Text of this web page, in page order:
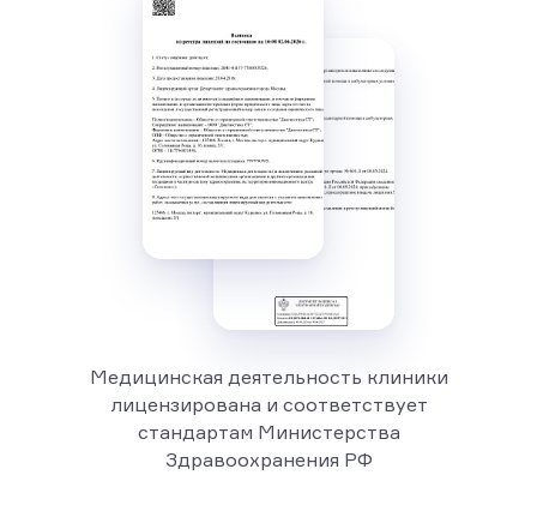
Медицинская деятельность клиники
лицензирована и соответствует
стандартам Министерства
Здравоохранения РФ